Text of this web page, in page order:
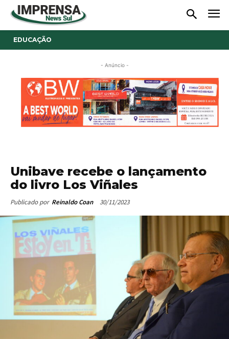
EDUCAÇÃO
- Anúncio -
Unibave recebe o lançamento
do livro Los Viñales
Publicado por Reinaldo Coan 30/11/2023